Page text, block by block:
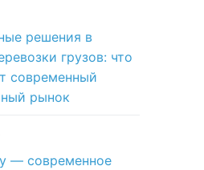
решения в
грузов: что
современный
рынок
— современное